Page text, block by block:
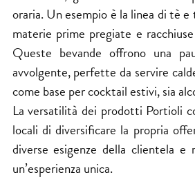
oraria. Un esempio è la linea di tè e
materie prime pregiate e
Queste bevande offrono una
avvolgente, perfette da servire
come base per cocktail estivi, sia
La versatilità dei prodotti Portioli
locali di diversificare la propria
diverse esigenze della clientela e
un’esperienza unica.